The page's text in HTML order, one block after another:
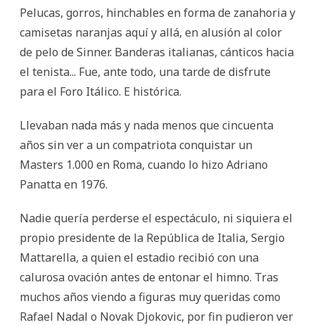
Pelucas, gorros, hinchables en forma de zanahoria y
camisetas naranjas aquí y allá, en alusión al color
de pelo de Sinner. Banderas italianas, cánticos hacia
el tenista... Fue, ante todo, una tarde de disfrute
para el Foro Itálico. E histórica.
Llevaban nada más y nada menos que cincuenta
años sin ver a un compatriota conquistar un
Masters 1.000 en Roma, cuando lo hizo Adriano
Panatta en 1976.
Nadie quería perderse el espectáculo, ni siquiera el
propio presidente de la República de Italia, Sergio
Mattarella, a quien el estadio recibió con una
calurosa ovación antes de entonar el himno. Tras
muchos años viendo a figuras muy queridas como
Rafael Nadal o Novak Djokovic, por fin pudieron ver